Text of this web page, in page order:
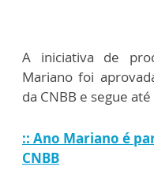
A iniciativa de
Mariano foi
da CNBB e segue
:: Ano Mariano é
CNBB